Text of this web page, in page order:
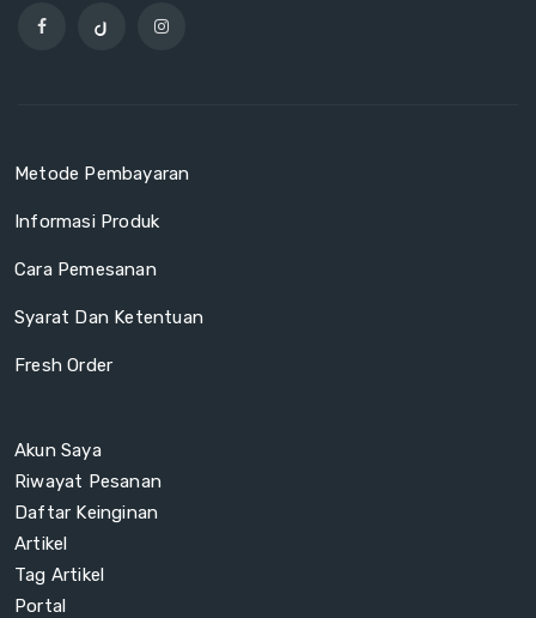
Metode Pembayaran
Informasi Produk
Cara Pemesanan
Syarat Dan Ketentuan
Fresh Order
Akun Saya
Riwayat Pesanan
Daftar Keinginan
Artikel
Tag Artikel
Portal